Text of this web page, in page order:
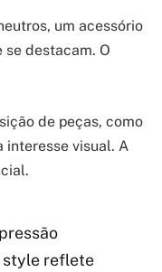
um acessório
destacam. O
de peças, como
interesse visual. A
style reflete